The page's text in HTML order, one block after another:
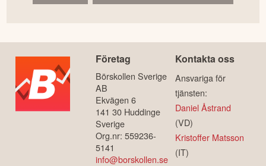
Företag
Börskollen Sverige
AB
Ekvägen 6
141 30 Huddinge
Sverige
Org.nr: 559236-
5141
info@borskollen.se
Kontakta oss
Ansvariga för
tjänsten:
Daniel Åstrand
(VD)
Kristoffer Matsson
(IT)